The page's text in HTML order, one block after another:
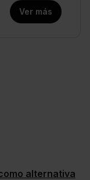
Ver más
alternativa